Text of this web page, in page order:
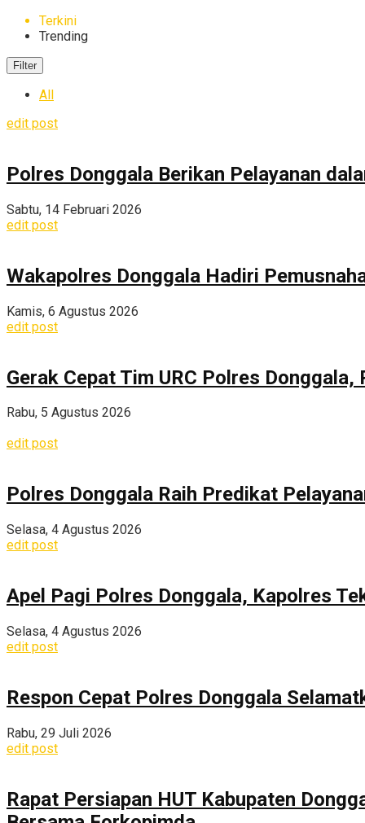
Terkini
Trending
Filter
All
edit post
Polres Donggala Berikan Pelayanan
Sabtu, 14 Februari 2026
edit post
Wakapolres Donggala Hadiri
Kamis, 6 Agustus 2026
edit post
Gerak Cepat Tim URC Polres
Rabu, 5 Agustus 2026
edit post
Polres Donggala Raih Predikat
Selasa, 4 Agustus 2026
edit post
Apel Pagi Polres Donggala, Kapolres
Selasa, 4 Agustus 2026
edit post
Respon Cepat Polres Donggala
Rabu, 29 Juli 2026
edit post
Rapat Persiapan HUT Kabupaten